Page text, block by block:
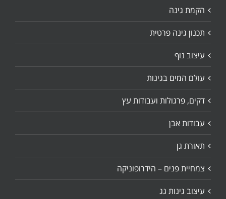
הקמת גינה
תכנון גינה פרטית
עיצוב נוף
עולם המים בגינות
דקים, פרגולות ועבודות עץ
עבודות אבן
תאורת גן
צמחיית פנים – הידרופוניקה
עיצוב גינות גג